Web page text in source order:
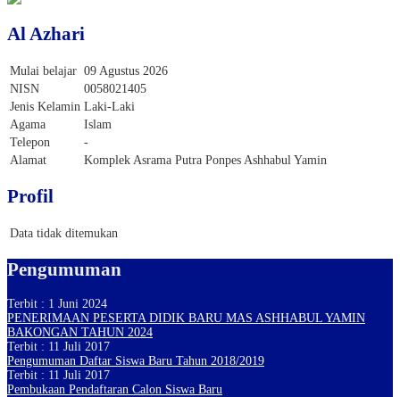
Al Azhari
Mulai belajar 09 Agustus 2026
NISN
0058021405
Jenis Kelamin Laki-Laki
Agama
Islam
Telepon
-
Alamat
Komplek Asrama Putra Ponpes Ashhabul Yamin
Profil
Data tidak ditemukan
Pengumuman
Terbit : 1 Juni 2024
PENERIMAAN PESERTA DIDIK BARU MAS ASHHABUL YAMIN
BAKONGAN TAHUN 2024
Terbit : 11 Juli 2017
Pengumuman Daftar Siswa Baru Tahun 2018/2019
Terbit : 11 Juli 2017
Pembukaan Pendaftaran Calon Siswa Baru